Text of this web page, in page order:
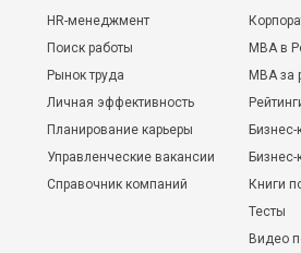
HR-менеджмент
Поиск работы
Рынок труда
Личная эффективность
Планирование карьеры
Управленческие вакансии
Справочник компаний
MBA в
MBA
Бизнес-
Книги
Тесты
Видео